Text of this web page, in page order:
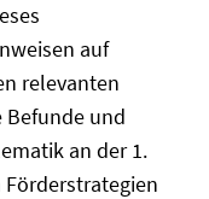
auf
relevanten
und
an der 1.